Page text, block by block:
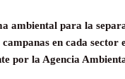
ambiental para la
en cada sector
por la Agencia